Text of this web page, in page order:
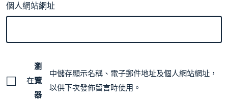
個人網站網址
在
瀏
覽
器
中儲存顯示名稱、電子郵件地址及個人網站網址，
以供下次發佈留言時使用。